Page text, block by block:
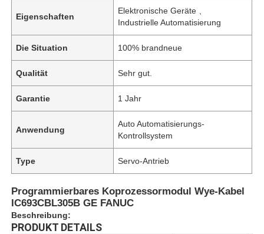
Eigenschaften
Elektronische Geräte 、
Industrielle Automatisierung
Die Situation 100% brandneue
Qualität Sehr gut.
Garantie 1 Jahr
Anwendung
Auto Automatisierungs-
Kontrollsystem
Type Servo-Antrieb
Programmierbares Koprozessormodul Wye-Kabel
IC693CBL305B GE FANUC
Beschreibung:
PRODUKT DETAILS